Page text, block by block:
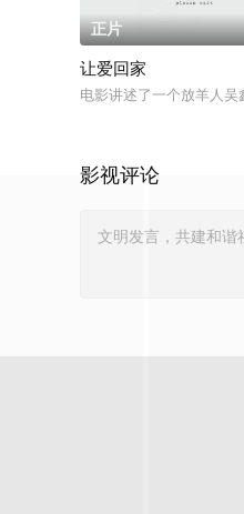
正片
让爱回家
电影讲述了一个放羊人
影视评论